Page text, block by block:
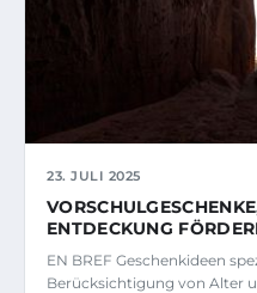
23. JULI 2025
ENTDECKUNG
EN BREF Geschenkideen
Berücksichtigung von Alter